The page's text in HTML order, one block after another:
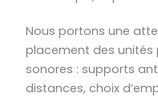
Nous portons une
placement des unités
sonores : supports
distances, choix